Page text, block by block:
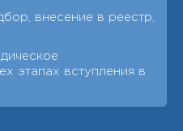
внесение в реестр,
этапах вступления в